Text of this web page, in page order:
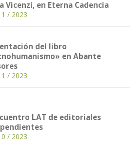
Vicenzi, en Eterna Cadencia
/ 2023
del libro
en Abante
/ 2023
LAT de editoriales
/ 2023